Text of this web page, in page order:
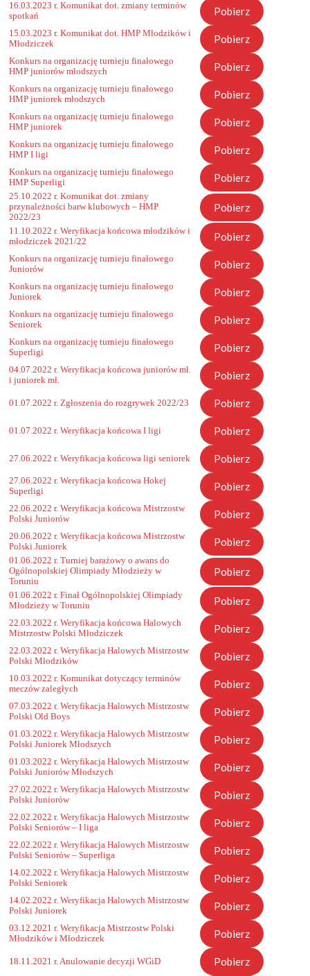
16.03.2023 r. Komunikat dot. zmiany terminów
spotkań
Pobierz
15.03.2023 r. Komunikat dot. HMP Młodzików i
Młodziczek
Pobierz
Konkurs na organizację turnieju finałowego
HMP juniorów młodszych
Pobierz
Konkurs na organizację turnieju finałowego
HMP juniorek młodszych
Pobierz
Konkurs na organizację turnieju finałowego
HMP juniorek
Pobierz
Konkurs na organizację turnieju finałowego
HMP I ligi
Pobierz
Konkurs na organizację turnieju finałowego
HMP Superligi
Pobierz
25.10.2022 r. Komunikat dot. zmiany
przynależności barw klubowych – HMP
2022/23
Pobierz
11.10.2022 r. Weryfikacja końcowa młodzików i
młodziczek 2021/22
Pobierz
Konkurs na organizację turnieju finałowego
Juniorów
Pobierz
Konkurs na organizację turnieju finałowego
Juniorek
Pobierz
Konkurs na organizację turnieju finałowego
Seniorek
Pobierz
Konkurs na organizację turnieju finałowego
Superligi
Pobierz
04.07.2022 r. Weryfikacja końcowa juniorów mł.
i juniorek mł.
Pobierz
01.07.2022 r. Zgłoszenia do rozgrywek 2022/23 Pobierz
01.07.2022 r. Weryfikacja końcowa I ligi Pobierz
27.06.2022 r. Weryfikacja końcowa ligi seniorek Pobierz
27.06.2022 r. Weryfikacja końcowa Hokej
Superligi
Pobierz
22.06.2022 r. Weryfikacja końcowa Mistrzostw
Polski Juniorów
Pobierz
20.06.2022 r. Weryfikacja końcowa Mistrzostw
Polski Juniorek
Pobierz
01.06.2022 r. Turniej barażowy o awans do
Ogólnopolskiej Olimpiady Młodzieży w
Toruniu
Pobierz
01.06.2022 r. Finał Ogólnopolskiej Olimpiady
Młodzieży w Toruniu
Pobierz
22.03.2022 r. Weryfikacja końcowa Halowych
Mistrzostw Polski Młodziczek
Pobierz
22.03.2022 r. Weryfikacja Halowych Mistrzostw
Polski Młodzików
Pobierz
10.03.2022 r. Komunikat dotyczący terminów
meczów zaległych
Pobierz
07.03.2022 r. Weryfikacja Halowych Mistrzostw
Polski Old Boys
Pobierz
01.03.2022 r. Weryfikacja Halowych Mistrzostw
Polski Juniorek Młodszych
Pobierz
01.03.2022 r. Weryfikacja Halowych Mistrzostw
Polski Juniorów Młodszych
Pobierz
27.02.2022 r. Weryfikacja Halowych Mistrzostw
Polski Juniorów
Pobierz
22.02.2022 r. Weryfikacja Halowych Mistrzostw
Polski Seniorów – I liga
Pobierz
22.02.2022 r. Weryfikacja Halowych Mistrzostw
Polski Seniorów – Superliga
Pobierz
14.02.2022 r. Weryfikacja Halowych Mistrzostw
Polski Seniorek
Pobierz
14.02.2022 r. Weryfikacja Halowych Mistrzostw
Polski Juniorek
Pobierz
03.12.2021 r. Weryfikacja Mistrzostw Polski
Młodzików i Młodziczek
Pobierz
18.11.2021 r. Anulowanie decyzji WGiD Pobierz